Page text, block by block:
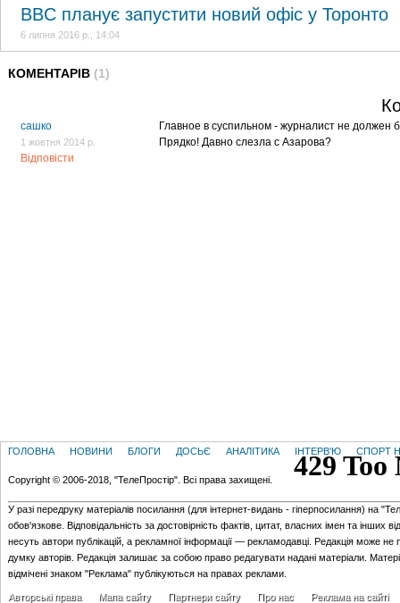
BBC планує запустити новий офіс у Торонто
6 липня 2016 р., 14:04
КОМЕНТАРІВ (1)
сашко
1 жовтня 2014 р.
Відповісти
Главное в суспильном - журналист не
Прядко! Давно слезла с Азарова?
ГОЛОВНА НОВИНИ БЛОГИ ДОСЬЄ АНАЛІТИКА ІНТЕРВ'Ю СПОРТ
Copyright © 2006-2018, "ТелеПростір". Всі права захищені.
У разі передруку матеріалів посилання (для iнтернет-видань - гiперпосилання) на
обов'язкове. Відповідальність за достовірність фактів, цитат, власних імен та інших
несуть автори публікацій, а рекламної інформації — рекламодавці. Редакція може не
думку авторів. Редакція залишає за собою право редагувати надані матеріали.
відмічені знаком "Реклама" публікуються на правах реклами.
Авторські права Мапа сайту Партнери сайту Про нас Реклама на сайті